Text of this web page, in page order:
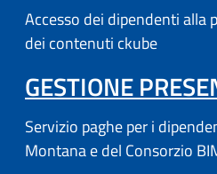
Accesso dei dipendenti alla
dei contenuti ckube
GESTIONE
Servizio paghe per i
Montana e del Consorzio